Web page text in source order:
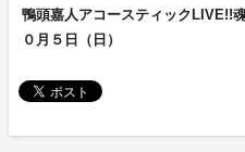
鴨頭嘉人アコースティックLIVE!!
０月５日（日）